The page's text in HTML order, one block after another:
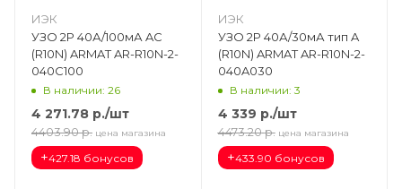
ИЭК
УЗО 2Р 40А/100мА AC
(R10N) ARMAT AR-R10N-2-
040C100
В наличии: 26
4 271.78 р./шт
4403.90 р. цена магазина
+427.18 бонусов
ИЭК
УЗО 2Р 40А/30мА тип A
(R10N) ARMAT AR-R10N-2-
040A030
В наличии: 3
4 339 р./шт
4473.20 р. цена магазина
+433.90 бонусов